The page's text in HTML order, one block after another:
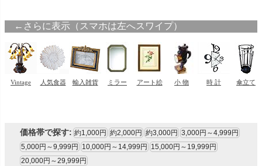
価格帯で探す: 約1,000円 約2,000円 約3,000円 3,000円～4,999円
5,000円～9,999円
10,000円～14,999円
15,000円～19,999円
20,000円～29,999円